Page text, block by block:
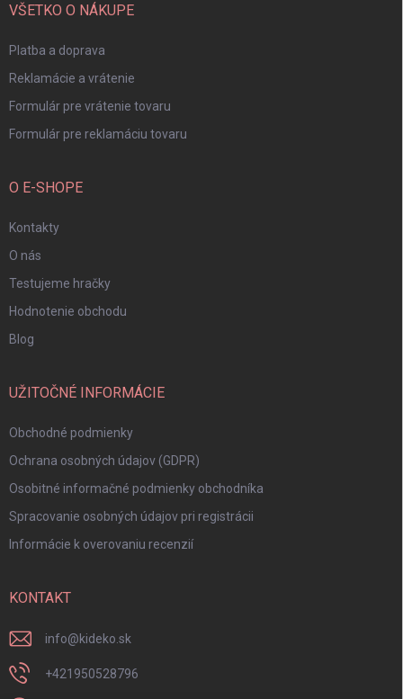
VŠETKO O NÁKUPE
Platba a doprava
Reklamácie a vrátenie
Formulár pre vrátenie tovaru
Formulár pre reklamáciu tovaru
O E-SHOPE
Kontakty
O nás
Testujeme hračky
Hodnotenie obchodu
Blog
UŽITOČNÉ INFORMÁCIE
Obchodné podmienky
Ochrana osobných údajov (GDPR)
Osobitné informačné podmienky obchodníka
Spracovanie osobných údajov pri registrácii
Informácie k overovaniu recenzií
KONTAKT
info@kideko.sk
+421950528796